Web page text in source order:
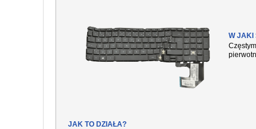
W JAKI
JAK TO DZIAŁA?